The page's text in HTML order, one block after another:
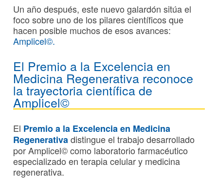
Un año después, este nuevo galardón sitúa el
foco sobre uno de los pilares científicos que
hacen posible muchos de esos avances:
Amplicel©.
El Premio a la Excelencia en
Medicina Regenerativa reconoce
la trayectoria científica de
Amplicel©
El Premio a la Excelencia en Medicina
Regenerativadistingue el trabajo desarrollado
por Amplicel© como laboratorio farmacéutico
especializado en terapia celular y medicina
regenerativa.